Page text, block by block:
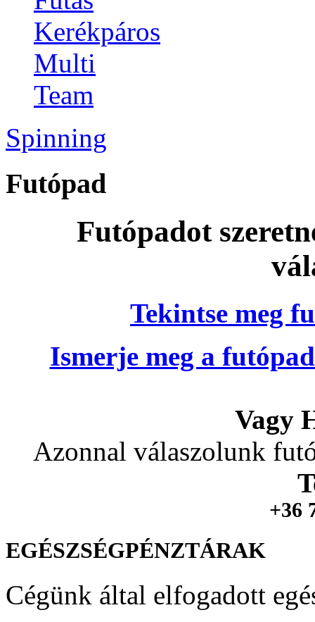
Kerékpáros
Multi
Team
Spinning
Futópad
Futópadot
Tekintse meg
Ismerje meg a
Vagy
Azonnal válaszolunk
+36
EGÉSZSÉGPÉNZTÁRAK
Cégünk által elfogadott